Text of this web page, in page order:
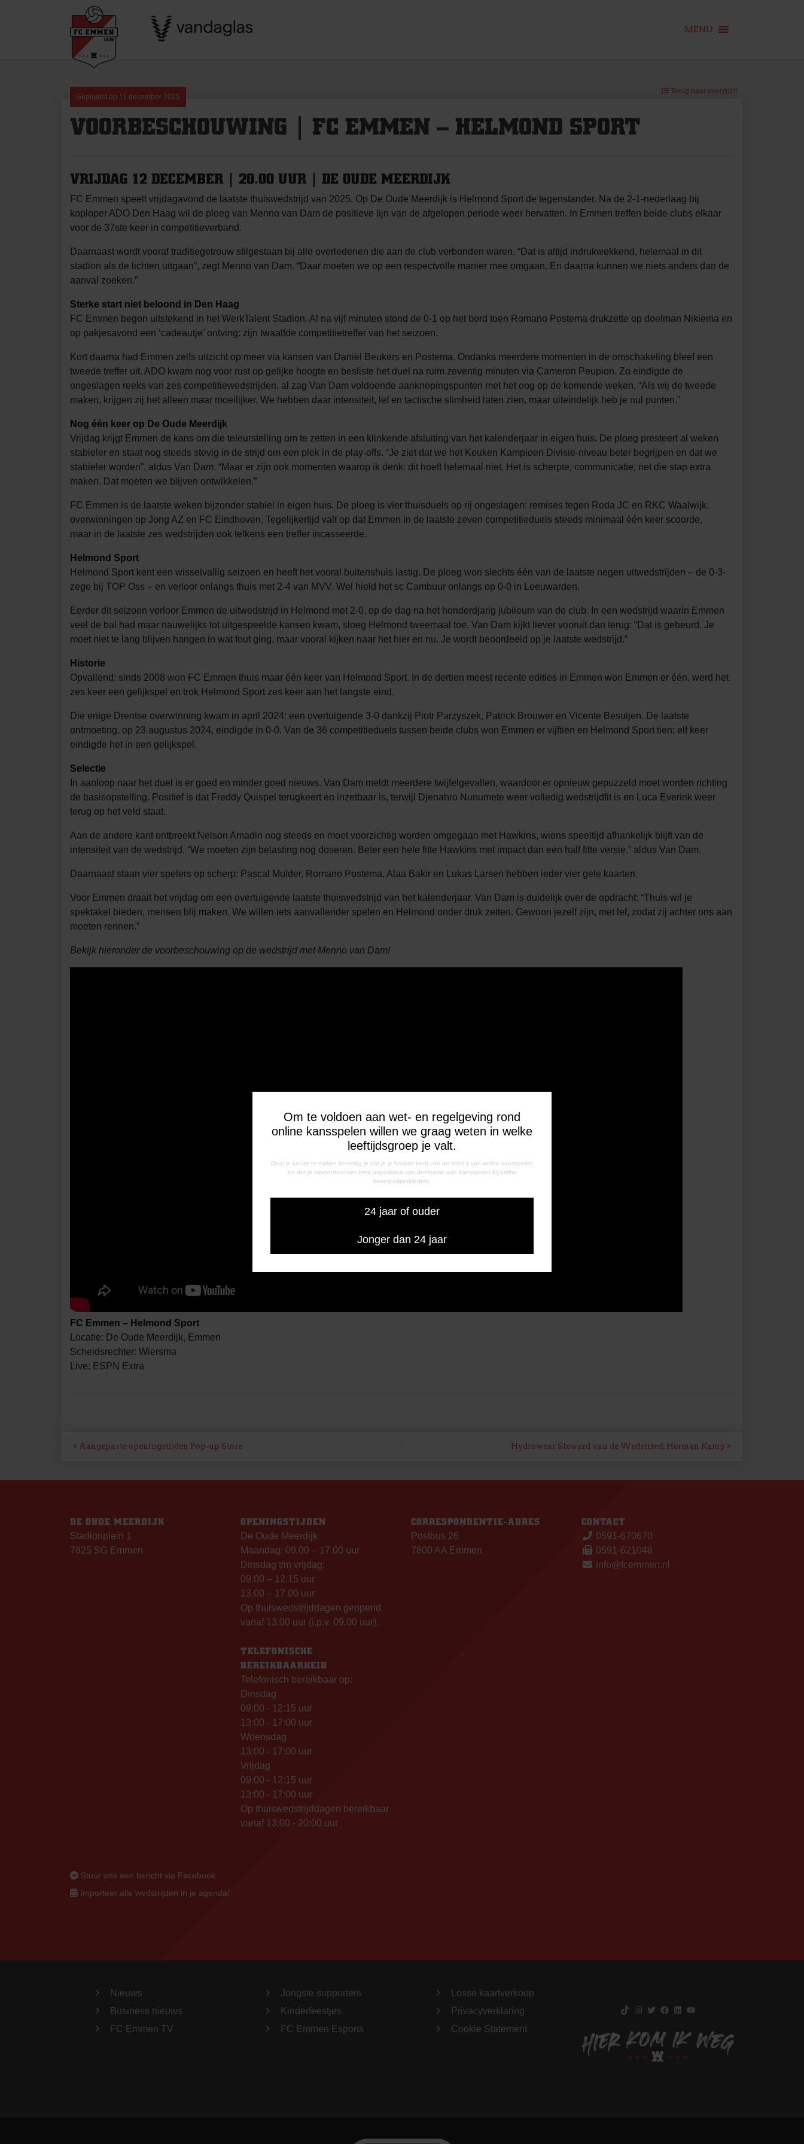
Om te voldoen aan wet- en regelgeving rond
online kansspelen willen we graag weten in welke
leeftijdsgroep je valt.
Door je keuze te maken bevestig je dat je je bewust bent van de risico's van online kansspelen
en dat je momenteel niet bent uitgesloten van deelname aan kansspelen bij online
kansspelaanbieders.
24 jaar of ouder
Jonger dan 24 jaar
MENU
Geplaatst op 11 december 2025
Terug naar overzicht
VOORBESCHOUWING | FC EMMEN – HELMOND SPORT
VRIJDAG 12 DECEMBER | 20.00 UUR | DE OUDE MEERDIJK
FC Emmen speelt vrijdagavond de laatste thuiswedstrijd van 2025. Op De Oude Meerdijk is Helmond Sport de tegenstander. Na de 2-1-nederlaag bij
koploper ADO Den Haag wil de ploeg van Menno van Dam de positieve lijn van de afgelopen periode weer hervatten. In Emmen treffen beide clubs elkaar
voor de 37ste keer in competitieverband.
Daarnaast wordt vooraf traditiegetrouw stilgestaan bij alle overledenen die aan de club verbonden waren. “Dat is altijd indrukwekkend, helemaal in dit
stadion als de lichten uitgaan”, zegt Menno van Dam. “Daar moeten we op een respectvolle manier mee omgaan. En daarna kunnen we niets anders dan de
aanval zoeken.”
Sterke start niet beloond in Den Haag
FC Emmen begon uitstekend in het WerkTalent Stadion. Al na vijf minuten stond de 0-1 op het bord toen Romano Postema drukzette op doelman Nikiema en
op pakjesavond een ‘cadeautje’ ontving: zijn twaalfde competitietreffer van het seizoen.
Kort daarna had Emmen zelfs uitzicht op meer via kansen van Daniël Beukers en Postema. Ondanks meerdere momenten in de omschakeling bleef een
tweede treffer uit. ADO kwam nog voor rust op gelijke hoogte en besliste het duel na ruim zeventig minuten via Cameron Peupion. Zo eindigde de
ongeslagen reeks van zes competitiewedstrijden, al zag Van Dam voldoende aanknopingspunten met het oog op de komende weken. “Als wij de tweede
maken, krijgen zij het alleen maar moeilijker. We hebben daar intensiteit, lef en tactische slimheid laten zien, maar uiteindelijk heb je nul punten.”
Nog één keer op De Oude Meerdijk
Vrijdag krijgt Emmen de kans om die teleurstelling om te zetten in een klinkende afsluiting van het kalenderjaar in eigen huis. De ploeg presteert al weken
stabieler en staat nog steeds stevig in de strijd om een plek in de play-offs. “Je ziet dat we het Keuken Kampioen Divisie-niveau beter begrijpen en dat we
stabieler worden”, aldus Van Dam. “Maar er zijn ook momenten waarop ik denk: dit hoeft helemaal niet. Het is scherpte, communicatie, net die stap extra
maken. Dat moeten we blijven ontwikkelen.”
FC Emmen is de laatste weken bijzonder stabiel in eigen huis. De ploeg is vier thuisduels op rij ongeslagen: remises tegen Roda JC en RKC Waalwijk,
overwinningen op Jong AZ en FC Eindhoven. Tegelijkertijd valt op dat Emmen in de laatste zeven competitieduels steeds minimaal één keer scoorde,
maar in de laatste zes wedstrijden ook telkens een treffer incasseerde.
Helmond Sport
Helmond Sport kent een wisselvallig seizoen en heeft het vooral buitenshuis lastig. De ploeg won slechts één van de laatste negen uitwedstrijden – de 0-3-
zege bij TOP Oss – en verloor onlangs thuis met 2-4 van MVV. Wel hield het sc Cambuur onlangs op 0-0 in Leeuwarden.
Eerder dit seizoen verloor Emmen de uitwedstrijd in Helmond met 2-0, op de dag na het honderdjarig jubileum van de club. In een wedstrijd waarin Emmen
veel de bal had maar nauwelijks tot uitgespeelde kansen kwam, sloeg Helmond tweemaal toe. Van Dam kijkt liever vooruit dan terug: “Dat is gebeurd. Je
moet niet te lang blijven hangen in wat fout ging, maar vooral kijken naar het hier en nu. Je wordt beoordeeld op je laatste wedstrijd.”
Historie
Opvallend: sinds 2008 won FC Emmen thuis maar één keer van Helmond Sport. In de dertien meest recente edities in Emmen won Emmen er één, werd het
zes keer een gelijkspel en trok Helmond Sport zes keer aan het langste eind.
Die enige Drentse overwinning kwam in april 2024: een overtuigende 3-0 dankzij Piotr Parzyszek, Patrick Brouwer en Vicente Besuijen. De laatste
ontmoeting, op 23 augustus 2024, eindigde in 0-0. Van de 36 competitieduels tussen beide clubs won Emmen er vijftien en Helmond Sport tien; elf keer
eindigde het in een gelijkspel.
Selectie
In aanloop naar het duel is er goed en minder goed nieuws. Van Dam meldt meerdere twijfelgevallen, waardoor er opnieuw gepuzzeld moet worden richting
de basisopstelling. Positief is dat Freddy Quispel terugkeert en inzetbaar is, terwijl Djenahro Nunumete weer volledig wedstrijdfit is en Luca Everink weer
terug op het veld staat.
Aan de andere kant ontbreekt Nelson Amadin nog steeds en moet voorzichtig worden omgegaan met Hawkins, wiens speeltijd afhankelijk blijft van de
intensiteit van de wedstrijd. “We moeten zijn belasting nog doseren. Beter een hele fitte Hawkins met impact dan een half fitte versie.” aldus Van Dam.
Daarnaast staan vier spelers op scherp: Pascal Mulder, Romano Postema, Alaa Bakir en Lukas Larsen hebben ieder vier gele kaarten.
Voor Emmen draait het vrijdag om een overtuigende laatste thuiswedstrijd van het kalenderjaar. Van Dam is duidelijk over de opdracht: “Thuis wil je
spektakel bieden, mensen blij maken. We willen iets aanvallender spelen en Helmond onder druk zetten. Gewoon jezelf zijn, met lef, zodat zij achter ons aan
moeten rennen.”
Bekijk hieronder de voorbeschouwing op de wedstrijd met Menno van Dam!
FC Emmen – Helmond Sport
Locatie: De Oude Meerdijk, Emmen
Scheidsrechter: Wiersma
Live: ESPN Extra
BERICHT
NAVIGATIE
Aangepaste openingstijden Pop-up Store Hydrowear Steward van de Wedstried: Herman Kamp
DE OUDE MEERDIJK
Stadionplein 1
7825 SG Emmen
OPENINGSTIJDEN
De Oude Meerdijk
Maandag: 09.00 – 17.00 uur
Dinsdag t/m vrijdag:
09.00 – 12.15 uur
13.00 – 17.00 uur
Op thuiswedstrijddagen geopend
vanaf 13.00 uur (i.p.v. 09.00 uur).
TELEFONISCHE
BEREIKBAARHEID
Telefonisch bereikbaar op:
Dinsdag
09:00 - 12:15 uur
13:00 - 17:00 uur
Woensdag
13:00 - 17:00 uur
Vrijdag
09:00 - 12:15 uur
13:00 - 17:00 uur
Op thuiswedstrijddagen bereikbaar
vanaf 13:00 - 20:00 uur
CORRESPONDENTIE-ADRES
Postbus 26
7800 AA Emmen
CONTACT
0591-670670
0591-621048
info@fcemmen.nl
Stuur ons een bericht via Facebook
Importeer alle wedstrijden in je agenda!
Nieuws
Business nieuws
FC Emmen TV
Jongste supporters
Kinderfeestjes
FC Emmen Esports
Losse kaartverkoop
Privacyverklaring
Cookie Statement